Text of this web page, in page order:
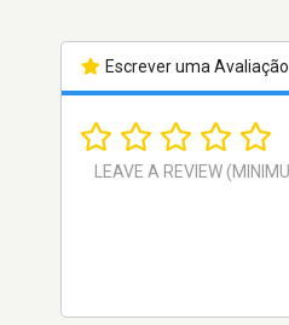
Escrever uma Avaliação